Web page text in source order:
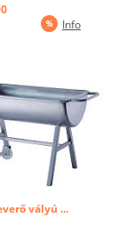
Info
vályú ...